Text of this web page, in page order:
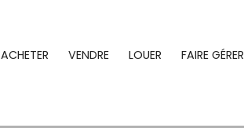
ACHETER VENDRE LOUER FAIRE GÉRER